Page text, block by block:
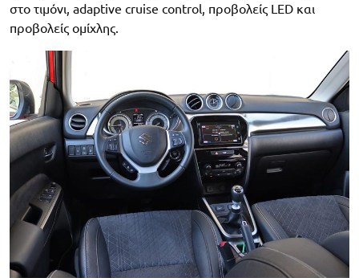
στο τιμόνι, adaptive cruise control, προβολείς LED και
προβολείς ομίχλης.